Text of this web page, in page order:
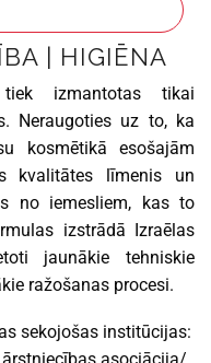
| HIGIĒNA
izmantotas tikai
Neraugoties uz to, ka
kosmētikā esošajām
kvalitātes līmenis un
no iemesliem, kas to
izstrādā Izraēlas
jaunākie tehniskie
ražošanas procesi.
sekojošas institūcijas: